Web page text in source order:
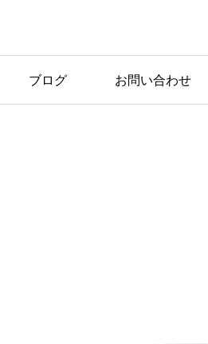
ブログ お問い合わせ